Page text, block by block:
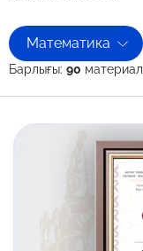
Математика
Барлығы: 90 материал